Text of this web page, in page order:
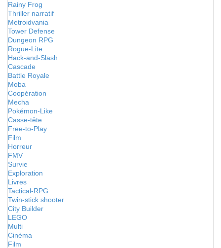
Rainy Frog
Thriller narratif
Metroidvania
Tower Defense
Dungeon RPG
Rogue-Lite
Hack-and-Slash
Cascade
Battle Royale
Moba
Coopération
Mecha
Pokémon-Like
Casse-tête
Free-to-Play
Film
Horreur
FMV
Survie
Exploration
Livres
Tactical-RPG
Twin-stick shooter
City Builder
LEGO
Multi
Cinéma
Film